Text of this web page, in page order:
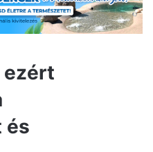
ezért
és